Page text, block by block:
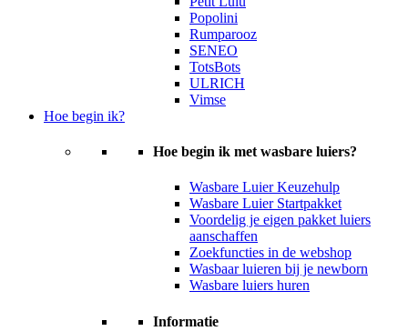
Popolini
Rumparooz
SENEO
TotsBots
ULRICH
Vimse
Hoe begin ik?
Hoe begin ik met wasbare luiers?
Wasbare Luier Keuzehulp
Wasbare Luier Startpakket
Voordelig je eigen pakket luiers
aanschaffen
Zoekfuncties in de webshop
Wasbaar luieren bij je newborn
Wasbare luiers huren
Informatie